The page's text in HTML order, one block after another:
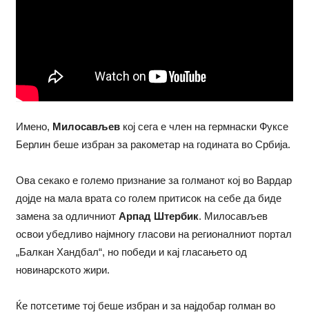
Имено, Милосављевкој сега е член на гермнаски Фуксе
Берлин беше избран за ракометар на годината во Србија.
Ова секако е големо признание за голманот кој во Вардар
дојде на мала врата со голем притисок на себе да биде
замена за одличниот Арпад Штербик. Милосављев
освои убедливо најмногу гласови на регионалниот портал
„Балкан Хандбал“, но победи и кај гласањето од
новинарското жири.
Ќе потсетиме тој беше избран и за најдобар голман во